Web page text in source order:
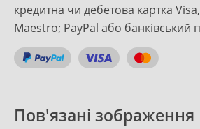
кредитна чи дебетова картка
Maestro; PayPal або банківський
Пов'язані зображення